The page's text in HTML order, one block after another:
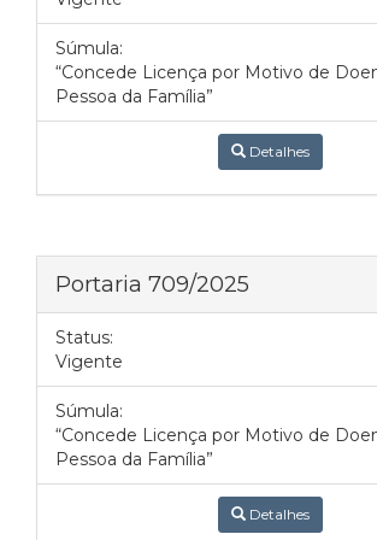
Súmula:
“Concede Licença por Motivo de
Pessoa da Família”
Detalhes
Portaria 709/2025
Status:
Vigente
Súmula:
“Concede Licença por Motivo de
Pessoa da Família”
Detalhes